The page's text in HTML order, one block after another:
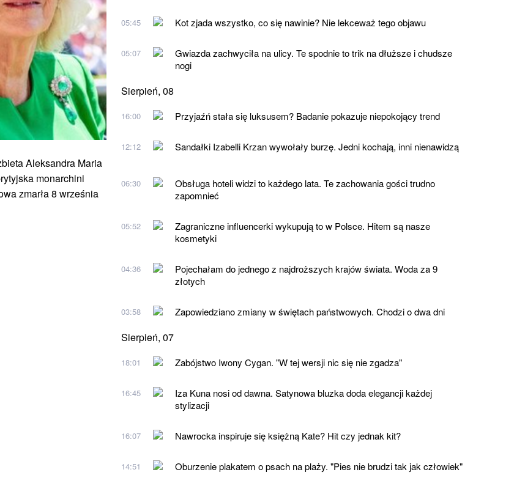
Aleksandra Maria
monarchini
zmarła 8 września
05:45 Kot zjada wszystko, co się nawinie? Nie lekceważ tego objawu
05:07
Gwiazda zachwyciła na ulicy. Te spodnie to trik na dłuższe i chudsze
nogi
Sierpień, 08
16:00 Przyjaźń stała się luksusem? Badanie pokazuje niepokojący trend
12:12 Sandałki Izabelli Krzan wywołały burzę. Jedni kochają, inni nienawidzą
06:30
Obsługa hoteli widzi to każdego lata. Te zachowania gości trudno
zapomnieć
05:52
Zagraniczne influencerki wykupują to w Polsce. Hitem są nasze
kosmetyki
04:36
Pojechałam do jednego z najdroższych krajów świata. Woda za 9
złotych
03:58 Zapowiedziano zmiany w świętach państwowych. Chodzi o dwa dni
Sierpień, 07
18:01 Zabójstwo Iwony Cygan. "W tej wersji nic się nie zgadza"
16:45
Iza Kuna nosi od dawna. Satynowa bluzka doda elegancji każdej
stylizacji
16:07 Nawrocka inspiruje się księżną Kate? Hit czy jednak kit?
14:51 Oburzenie plakatem o psach na plaży. "Pies nie brudzi tak jak człowiek"